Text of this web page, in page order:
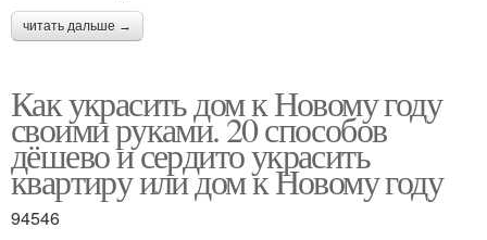
читать дальше →
Как украсить дом к Новому году
своими руками. 20 способов
дёшево и сердито украсить
квартиру или дом к Новому году
94546